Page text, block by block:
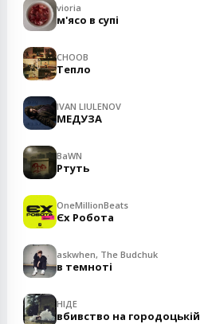
vioria
м'ясо в супі
CHOOB
Тепло
IVAN LIULENOV
МЕДУЗА
BaWN
Ртуть
OneMillionBeats
Єх Робота
askwhen, The Budchuk
в темноті
НІДЕ
вбивство на городоцькій